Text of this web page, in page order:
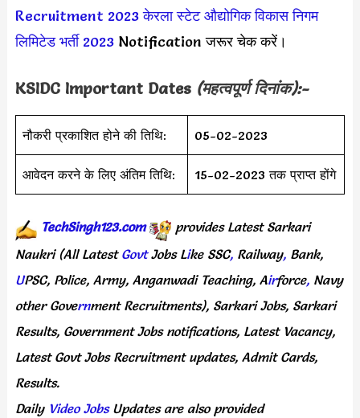
Recruitment 2023 केरला स्टेट औद्योगिक विकास निगम
लिमिटेड भर्ती 2023Notification जरूर चेक करें।
KSIDC Important Dates (महत्वपूर्ण दिनांक):-
नौकरी प्रकाशित होने की तिथि: 05-02-2023
आवेदन करने के लिए अंतिम तिथि: 15-02-2023 तक प्राप्त होंगे
TechSingh123.com provides Latest Sarkari
Naukri (All Latest Govt Jobs Like SSC, Railway, Bank,
UPSC, Police, Army, Anganwadi Teaching, Airforce, Navy
other Government Recruitments), Sarkari Jobs, Sarkari
Results, Government Jobs notifications, Latest Vacancy,
Latest Govt Jobs Recruitment updates, Admit Cards,
Results.
Daily Video JobsUpdates are also provided